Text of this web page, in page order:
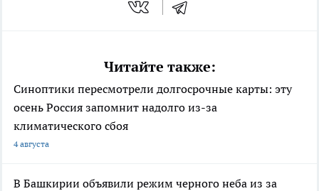
Читайте также:
Синоптики пересмотрели долгосрочные карты: эту
осень Россия запомнит надолго из-за
климатического сбоя
4 августа
В Башкирии объявили режим черного неба из за